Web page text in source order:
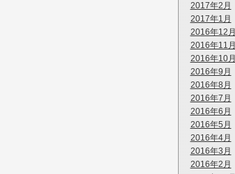
2017年2月
2017年1月
2016年12月
2016年11月
2016年10月
2016年9月
2016年8月
2016年7月
2016年6月
2016年5月
2016年4月
2016年3月
2016年2月